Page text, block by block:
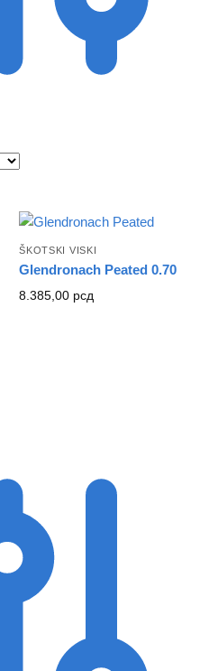
ŠKOTSKI VISKI
Glendronach Peated 0.70
8.385,00 рсд